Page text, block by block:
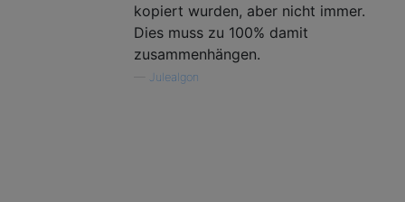
kopiert wurden, aber nicht immer.
Dies muss zu 100% damit
zusammenhängen.
Julealgon